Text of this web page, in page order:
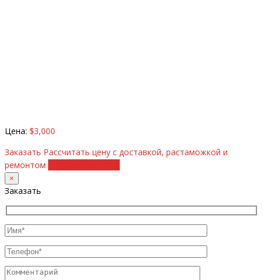
Цена: $3,000
Заказать Рассчитать цену с доставкой, растаможкой и
ремонтом
×
Заказать